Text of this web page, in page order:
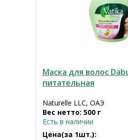
Маска для волос
питательная
Naturelle LLC, ОАЭ
Вес нетто: 500 г
Есть в наличии
Цена(за 1шт.):